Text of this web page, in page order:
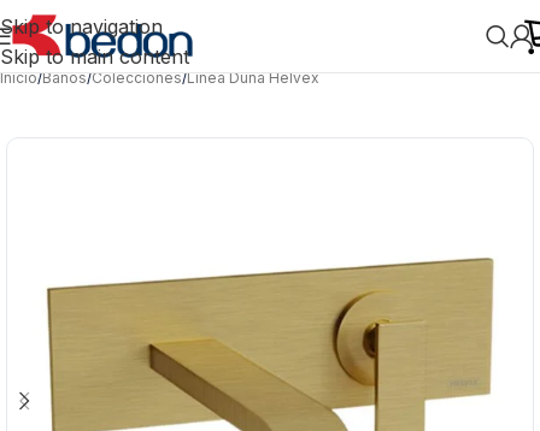
Skip to navigation
Skip to main content
Inicio/Baños/Colecciones/Línea Duna Helvex